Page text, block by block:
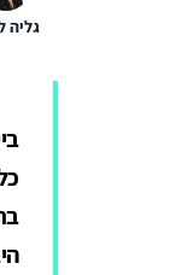
גליה